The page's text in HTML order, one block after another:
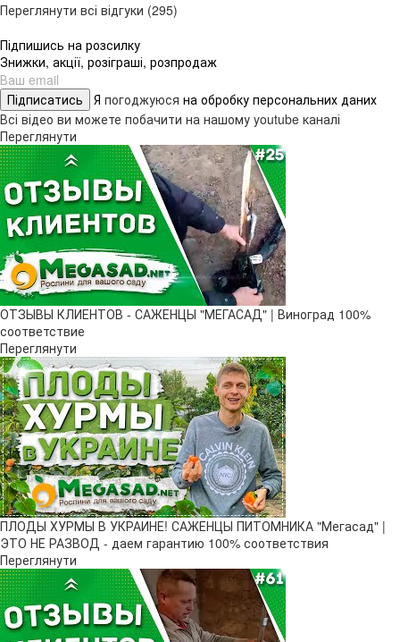
Переглянути всі відгуки (295)
Підпишись на розсилку
Знижки, акції, розіграші, розпродаж
Підписатись Я погоджуюся на обробку персональних даних
Всі відео ви можете побачити на нашому youtube каналі
Переглянути
ОТЗЫВЫ КЛИЕНТОВ - САЖЕНЦЫ "МЕГАСАД" | Виноград 100%
соответствие
Переглянути
ПЛОДЫ ХУРМЫ В УКРАИНЕ! САЖЕНЦЫ ПИТОМНИКА "Мегасад" |
ЭТО НЕ РАЗВОД - даем гарантию 100% соответствия
Переглянути